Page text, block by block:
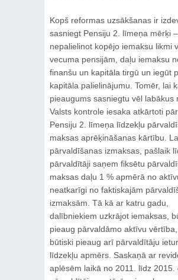
Kopš reformas uzsākšanas ir
sasniegt Pensiju 2. līmeņa mērķi –
nepalielinot kopējo iemaksu likmi
vecuma pensijām, daļu iemaksu
finanšu un kapitāla tirgū un iegūt
kapitāla palielinājumu. Tomēr, lai
pieaugums sasniegtu vēl labākus
Valsts kontrole iesaka atkārtoti
Pensiju 2. līmeņa līdzekļu
maksas aprēķināšanas kārtību.
pārvaldīšanas izmaksas, pašlaik
pārvaldītāji saņem fiksētu
maksas daļu 1 % apmērā no
neatkarīgi no faktiskajām
izmaksām. Tā kā ar katru gadu,
dalībniekiem uzkrājot iemaksas,
pieaug pārvaldāmo aktīvu
būtiski pieaug arī pārvaldītāju
līdzekļu apmērs. Saskaņā ar
aplēsēm laikā no 2011. līdz 2015.